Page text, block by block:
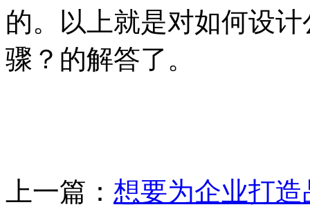
的。以上就是对如何设
骤？的解答了。
上一篇： 想要为企业打